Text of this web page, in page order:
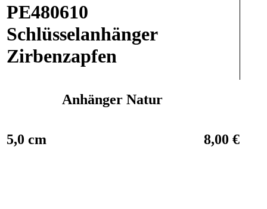
PE480610
Schlüsselanhänger
Zirbenzapfen
Anhänger Natur
5,0 cm 8,00 €